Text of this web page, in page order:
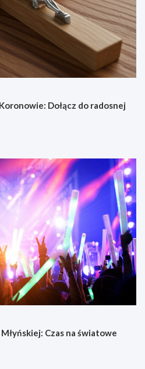
Dołącz do radosnej
Czas na światowe